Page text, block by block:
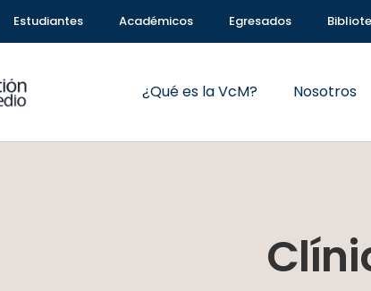
Estudiantes Académicos Egresados
¿Qué es la VcM? Nosotros